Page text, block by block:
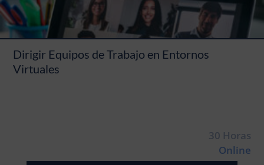
Dirigir Equipos de Trabajo en Entornos
Virtuales
30 Horas
Online